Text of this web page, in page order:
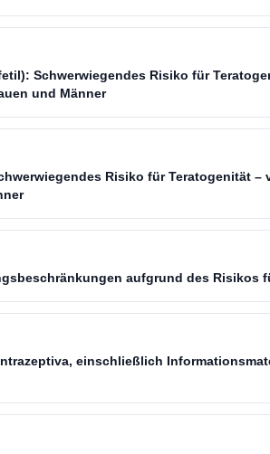
Schwerwiegendes Risiko für
und Männer
Risiko für Teratogenität –
aufgrund des Risikos
einschließlich